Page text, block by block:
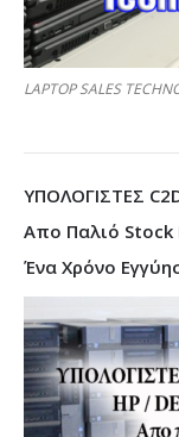
LAPTOP SALES
ΥΠΟΛΟΓΙΣΤΕΣ
Απο Παλιό Stock
Ένα Χρόνο